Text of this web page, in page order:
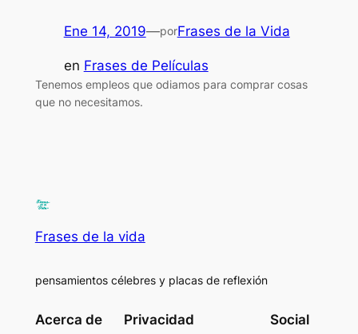
Ene 14, 2019—porFrases de la Vida
en Frases de Películas
Tenemos empleos que odiamos para comprar cosas
que no necesitamos.
Frases de la vida
pensamientos célebres y placas de reflexión
Acerca de Privacidad Social